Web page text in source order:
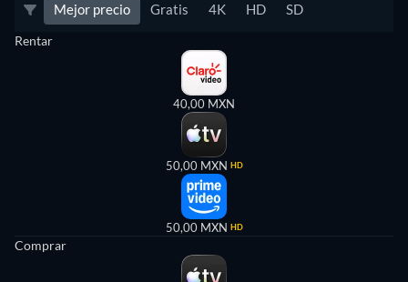
Mejor precio Gratis 4K HD SD
Rentar
40,00 MXN
50,00 MXN HD
50,00 MXN HD
Comprar